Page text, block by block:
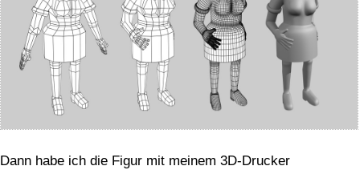
Dann habe ich die Figur mit meinem 3D-Drucker